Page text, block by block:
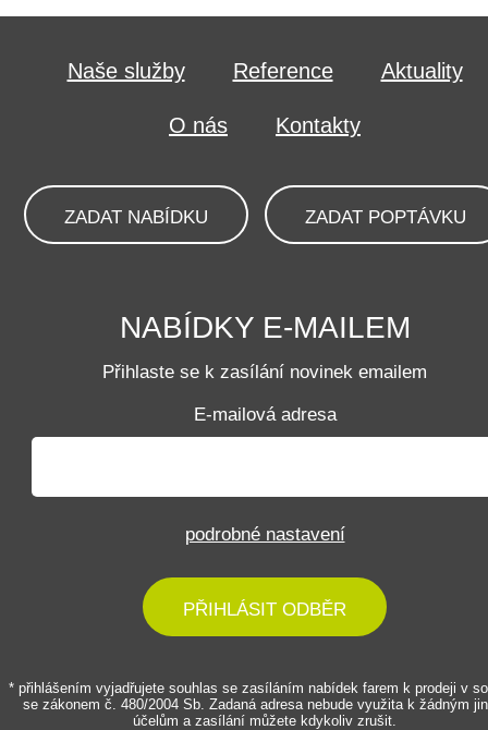
Naše služby Reference Aktuality
O nás Kontakty
ZADAT NABÍDKU ZADAT POPTÁVKU
NABÍDKY E-MAILEM
Přihlaste se k zasílání novinek emailem
E-mailová adresa
podrobné nastavení
PŘIHLÁSIT ODBĚR
* přihlášením vyjadřujete souhlas se zasíláním nabídek farem k prodeji v
se zákonem č. 480/2004 Sb. Zadaná adresa nebude využita k žádným
účelům a zasílání můžete kdykoliv zrušit.